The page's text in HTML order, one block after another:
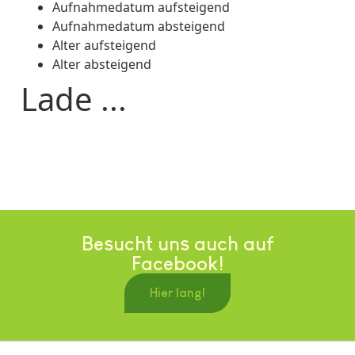
Aufnahmedatum aufsteigend
Aufnahmedatum absteigend
Alter aufsteigend
Alter absteigend
Lade ...
Besucht uns auch auf
Facebook!
Hier lang!